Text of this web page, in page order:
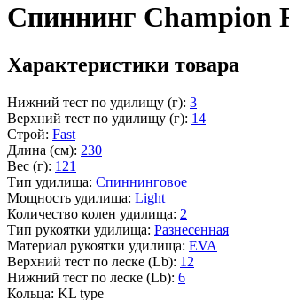
Спиннинг Champion
Характеристики товара
Нижний тест по удилищу (г): 3
Верхний тест по удилищу (г): 14
Строй: Fast
Длина (см): 230
Вес (г): 121
Тип удилища: Спиннинговое
Мощность удилища: Light
Количество колен удилища: 2
Тип рукоятки удилища: Разнесенная
Материал рукоятки удилища: EVA
Верхний тест по леске (Lb): 12
Нижний тест по леске (Lb): 6
Кольца: KL type